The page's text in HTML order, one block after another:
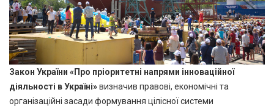
Закон України «Про пріоритетні напрями інноваційної
діяльності в Україні»визначив правові, економічні та
організаційні засади формування цілісної системи